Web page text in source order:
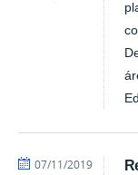
por
publicado
07/11/2019